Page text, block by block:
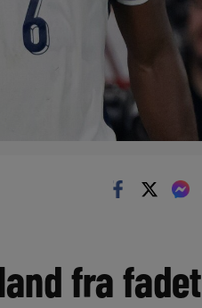
fra fadet